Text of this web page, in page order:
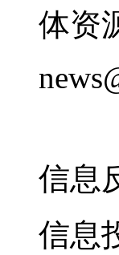
体资
信息
信息